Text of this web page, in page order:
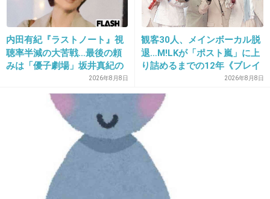
16. 匿名2013/05/05(日) 22:48:39
もてマスカラ
2013/05/05(日) 22:58:12
エテュセのリキッドアイライナーＷＰはにじまなかったな
インテグレートのスリムリキッドアイライナーはにじんだ
内田有紀『ラストノート』視
聴率半減の大苦戦…最後の頼
みは「優子劇場」坂井真紀の
“猟奇的演技” が救いの神にな
2026年8月8日
観客30人、メインボーカル脱
退…M!LKが「ポスト嵐」に上
り詰めるまでの12年《ブレイ
2026年8月8日